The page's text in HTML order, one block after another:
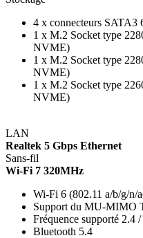
4 x connecteurs SATA3
1 x M.2 Socket type
NVME)
1 x M.2 Socket type
NVME)
1 x M.2 Socket type
NVME)
LAN
Realtek 5 Gbps Ethernet
Sans-fil
Wi-Fi 7 320MHz
Wi-Fi 6 (802.11 a/b/g/n/
Support du MU-MIMO
Fréquence supporté 2.4
Bluetooth 5.4